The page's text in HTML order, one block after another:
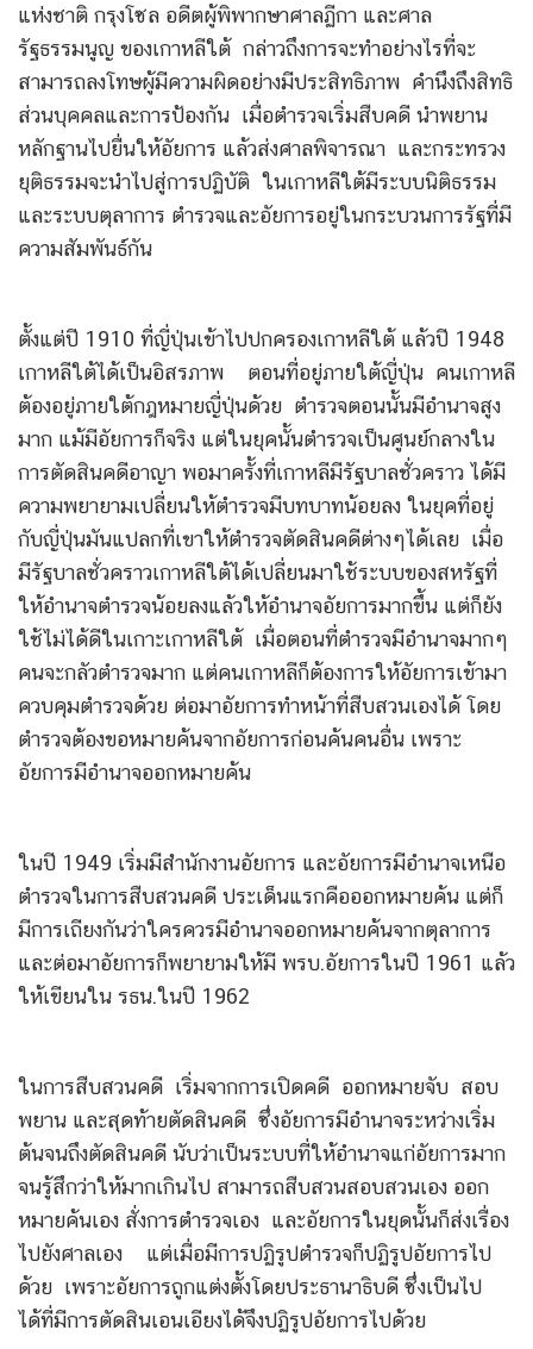
แห่งชาติ กรุงโซล อดีตผู้พิพากษาศาลฏีกา และศาล
รัฐธรรมนูญ ของเกาหลีใต้ กล่าวถึงการจะทำอย่างไรที่จะ
สามารถลงโทษผู้มีความผิดอย่างมีประสิทธิภาพ คำนึงถึงสิทธิ
ส่วนบุคคลและการป้องกัน เมื่อตำรวจเริ่มสืบคดี นำพยาน
หลักฐานไปยื่นให้อัยการ แล้วส่งศาลพิจารณา และกระทรวง
ยุติธรรมจะนำไปสู่การปฏิบัติ ในเกาหลีใต้มีระบบนิติธรรม
และระบบตุลาการ ตำรวจและอัยการอยู่ในกระบวนการรัฐที่มี
ความสัมพันธ์กัน
ตั้งแต่ปี 1910 ที่ญี่ปุ่นเข้าไปปกครองเกาหลีใต้ แล้วปี 1948
เกาหลีใต้ได้เป็นอิสรภาพ ตอนที่อยู่ภายใต้ญี่ปุ่น คนเกาหลี
ต้องอยู่ภายใต้กฎหมายญี่ปุ่นด้วย ตำรวจตอนนั้นมีอำนาจสูง
มาก แม้มีอัยการก็จริง แต่ในยุคนั้นตำรวจเป็นศูนย์กลางใน
การตัดสินคดีอาญา พอมาครั้งที่เกาหลีมีรัฐบาลชั่วคราว ได้มี
ความพยายามเปลี่ยนให้ตำรวจมีบทบาทน้อยลง ในยุคที่อยู่
กับญี่ปุ่นมันแปลกที่เขาให้ตำรวจตัดสินคดีต่างๆได้เลย เมื่อ
มีรัฐบาลชั่วคราวเกาหลีใต้ได้เปลี่ยนมาใช้ระบบของสหรัฐที่
ให้อำนาจตำรวจน้อยลงแล้วให้อำนาจอัยการมากขึ้น แต่ก็ยัง
ใช้ไม่ได้ดีในเกาะเกาหลีใต้ เมื่อตอนที่ตำรวจมีอำนาจมากๆ
คนจะกลัวตำรวจมาก แต่คนเกาหลีก็ต้องการให้อัยการเข้ามา
ควบคุมตำรวจด้วย ต่อมาอัยการทำหน้าที่สืบสวนเองได้ โดย
ตำรวจต้องขอหมายค้นจากอัยการก่อนค้นคนอื่น เพราะ
อัยการมีอำนาจออกหมายค้น
ในปี 1949 เริ่มมีสำนักงานอัยการ และอัยการมีอำนาจเหนือ
ตำรวจในการสืบสวนคดี ประเด็นแรกคือออกหมายค้น แต่ก็
มีการเถียงกันว่าใครควรมีอำนาจออกหมายค้นจากตุลาการ
และต่อมาอัยการก็พยายามให้มี พรบ.อัยการในปี 1961 แล้ว
ให้เขียนใน รธน.ในปี 1962
ในการสืบสวนคดี เริ่มจากการเปิดคดี ออกหมายจับ สอบ
พยาน และสุดท้ายตัดสินคดี ซึ่งอัยการมีอำนาจระหว่างเริ่ม
ต้นจนถึงตัดสินคดี นับว่าเป็นระบบที่ให้อำนาจแก่อัยการมาก
จนรู้สึกว่าให้มากเกินไป สามารถสืบสวนสอบสวนเอง ออก
หมายค้นเอง สั่งการตำรวจเอง และอัยการในยุดนั้นก็ส่งเรื่อง
ไปยังศาลเอง แต่เมื่อมีการปฏิรูปตำรวจก็ปฏิรูปอัยการไป
ด้วย เพราะอัยการถูกแต่งตั้งโดยประธานาธิบดี ซึ่งเป็นไป
ได้ที่มีการตัดสินเอนเอียงได้จึงปฏิรูปอัยการไปด้วย